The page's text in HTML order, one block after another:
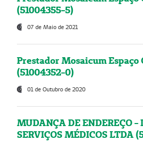
(51004355-5)
07 de Maio de 2021
Prestador Mosaicum
(51004352-0)
01 de Outubro de 2020
MUDANÇA DE ENDEREÇO -
SERVIÇOS MÉDICOS LTDA